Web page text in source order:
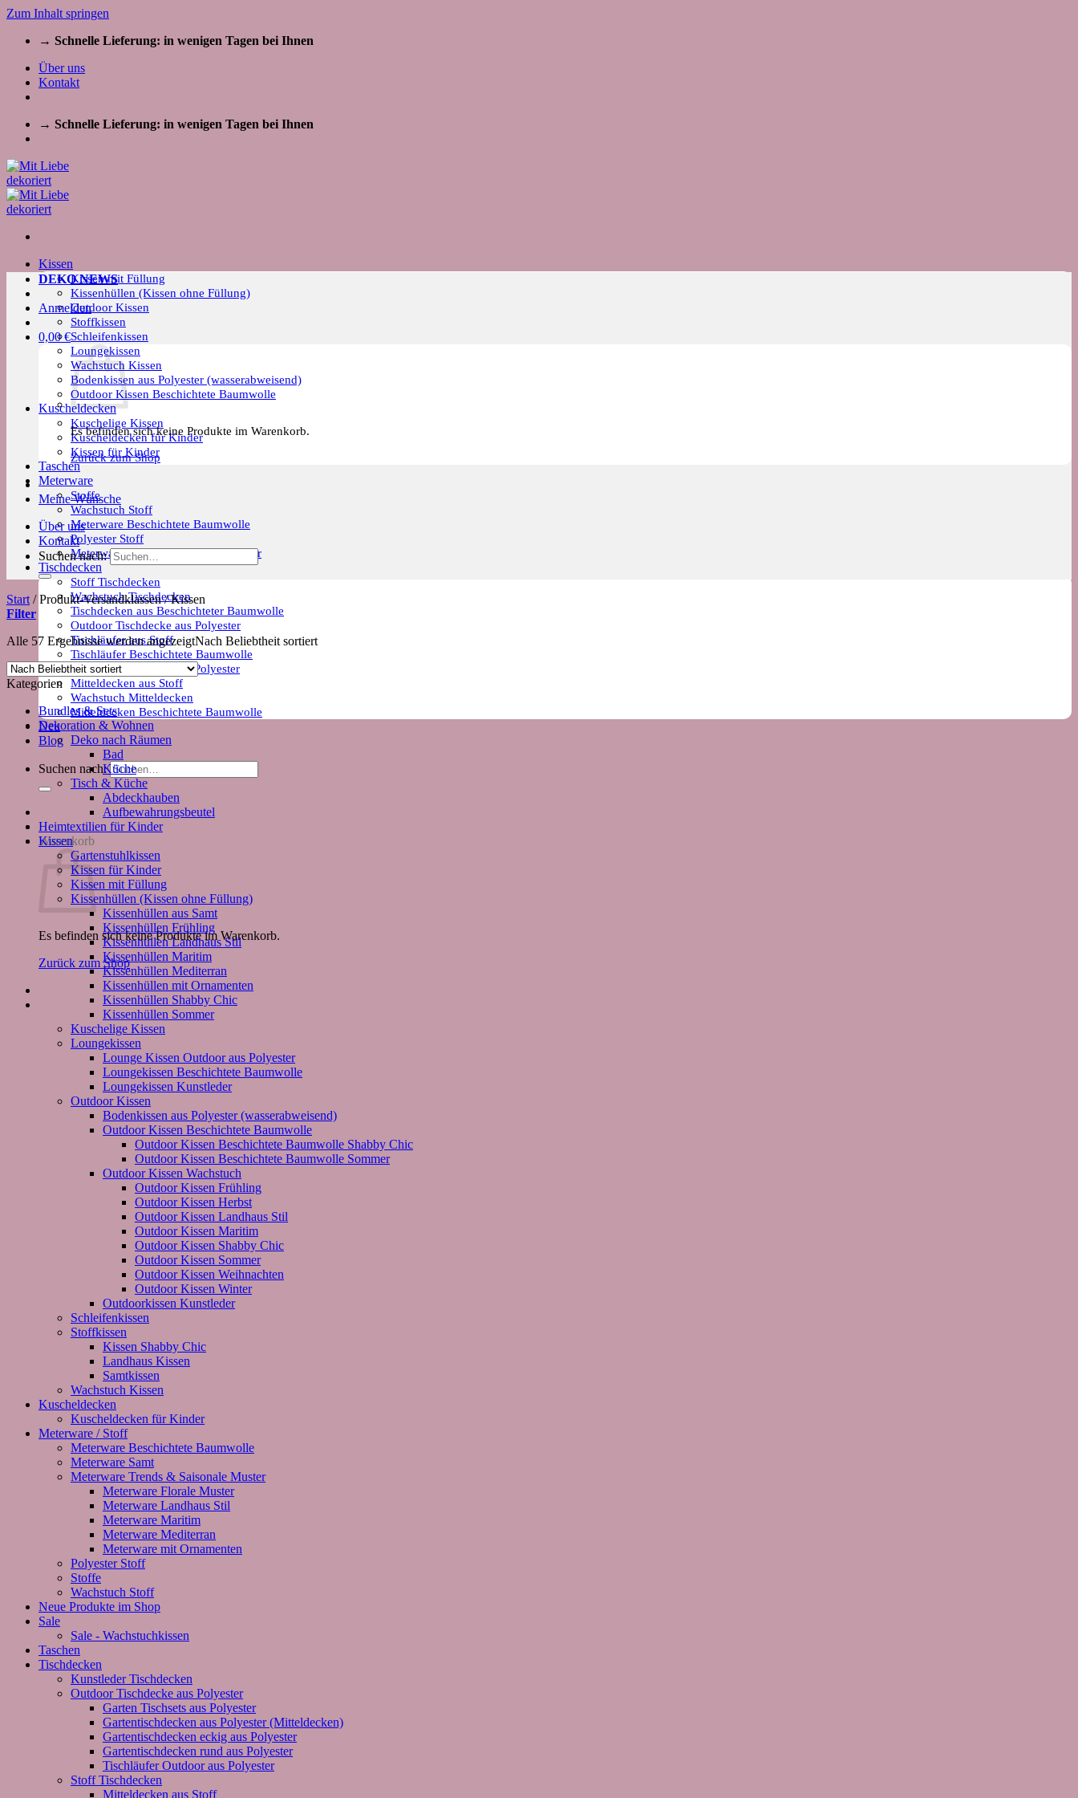
Zum Inhalt springen
→ Schnelle Lieferung: in wenigen Tagen bei Ihnen
Über uns
Kontakt
→ Schnelle Lieferung: in wenigen Tagen bei Ihnen
Kissen
Kissen mit Füllung
Kissenhüllen (Kissen ohne Füllung)
Outdoor Kissen
Stoffkissen
Schleifenkissen
Loungekissen
Wachstuch Kissen
Bodenkissen aus Polyester (wasserabweisend)
Outdoor Kissen Beschichtete Baumwolle
Kuscheldecken
Kuschelige Kissen
Kuscheldecken für Kinder
Kissen für Kinder
Taschen
Meterware
Stoffe
Wachstuch Stoff
Meterware Beschichtete Baumwolle
Polyester Stoff
Meterware Trends & Saisonale Muster
Tischdecken
Stoff Tischdecken
Wachstuch Tischdecken
Tischdecken aus Beschichteter Baumwolle
Outdoor Tischdecke aus Polyester
Tischläufer aus Stoff
Tischläufer Beschichtete Baumwolle
Tischläufer Outdoor aus Polyester
Mitteldecken aus Stoff
Wachstuch Mitteldecken
Mitteldecken Beschichtete Baumwolle
Neu
Blog
Suchen nach:
Warenkorb
Es befinden sich keine Produkte im Warenkorb.
Zurück zum Shop
DEKO NEWS
Anmelden
0,00€
Es befinden sich keine Produkte im Warenkorb.
Zurück zum Shop
Meine Wünsche
Über uns
Kontakt
Suchen nach:
Start /Produkt-Versandklassen/Kissen
Filter
Alle 57 Ergebnisse werden angezeigtNach Beliebtheit sortiert
Kategorien
Bundles & Sets
Dekoration & Wohnen
Deko nach Räumen
Bad
Küche
Tisch & Küche
Abdeckhauben
Aufbewahrungsbeutel
Heimtextilien für Kinder
Kissen
Gartenstuhlkissen
Kissen für Kinder
Kissen mit Füllung
Kissenhüllen (Kissen ohne Füllung)
Kissenhüllen aus Samt
Kissenhüllen Frühling
Kissenhüllen Landhaus Stil
Kissenhüllen Maritim
Kissenhüllen Mediterran
Kissenhüllen mit Ornamenten
Kissenhüllen Shabby Chic
Kissenhüllen Sommer
Kuschelige Kissen
Loungekissen
Lounge Kissen Outdoor aus Polyester
Loungekissen Beschichtete Baumwolle
Loungekissen Kunstleder
Outdoor Kissen
Bodenkissen aus Polyester (wasserabweisend)
Outdoor Kissen Beschichtete Baumwolle
Outdoor Kissen Beschichtete Baumwolle Shabby Chic
Outdoor Kissen Beschichtete Baumwolle Sommer
Outdoor Kissen Wachstuch
Outdoor Kissen Frühling
Outdoor Kissen Herbst
Outdoor Kissen Landhaus Stil
Outdoor Kissen Maritim
Outdoor Kissen Shabby Chic
Outdoor Kissen Sommer
Outdoor Kissen Weihnachten
Outdoor Kissen Winter
Outdoorkissen Kunstleder
Schleifenkissen
Stoffkissen
Kissen Shabby Chic
Landhaus Kissen
Samtkissen
Wachstuch Kissen
Kuscheldecken
Kuscheldecken für Kinder
Meterware / Stoff
Meterware Beschichtete Baumwolle
Meterware Samt
Meterware Trends & Saisonale Muster
Meterware Florale Muster
Meterware Landhaus Stil
Meterware Maritim
Meterware Mediterran
Meterware mit Ornamenten
Polyester Stoff
Stoffe
Wachstuch Stoff
Neue Produkte im Shop
Sale
Sale - Wachstuchkissen
Taschen
Tischdecken
Kunstleder Tischdecken
Outdoor Tischdecke aus Polyester
Garten Tischsets aus Polyester
Gartentischdecken aus Polyester (Mitteldecken)
Gartentischdecken eckig aus Polyester
Gartentischdecken rund aus Polyester
Tischläufer Outdoor aus Polyester
Stoff Tischdecken
Mitteldecken aus Stoff